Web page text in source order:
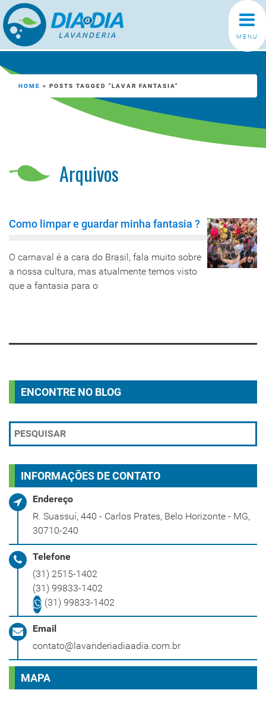
MENU
Arquivos
HOME » POSTS TAGGED "LAVAR FANTASIA"
Como limpar e guardar minha fantasia ?
O carnaval é a cara do Brasil, fala muito sobre
a nossa cultura, mas atualmente temos visto
que a fantasia para o
ENCONTRE NO BLOG
INFORMAÇÕES DE CONTATO
Endereço
R. Suassuí, 440 - Carlos Prates, Belo Horizonte - MG,
30710-240
Telefone
(31) 2515-1402
(31) 99833-1402
(31) 99833-1402
Email
contato@lavanderiadiaadia.com.br
MAPA